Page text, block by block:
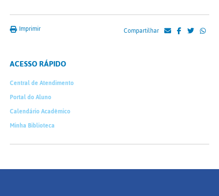
Imprimir Compartilhar
ACESSO RÁPIDO
Central de Atendimento
Portal do Aluno
Calendário Acadêmico
Minha Biblioteca